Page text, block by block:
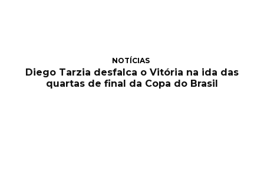
NOTÍCIAS
Diego Tarzia desfalca o Vitória na ida das
quartas de final da Copa do Brasil